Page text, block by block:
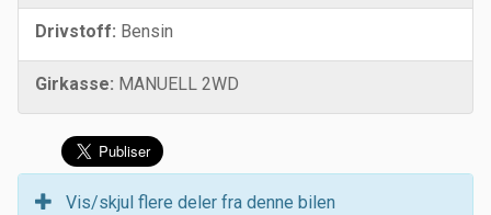
Drivstoff: Bensin
Girkasse: MANUELL 2WD
Vis/skjul flere deler fra denne bilen